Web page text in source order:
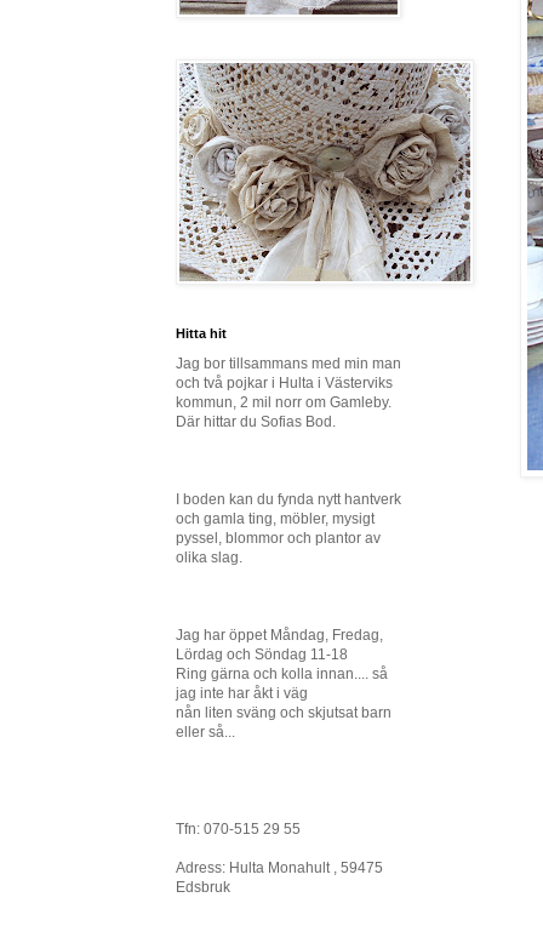
Hitta hit
Jag bor tillsammans med min man
och två pojkar i Hulta i Västerviks
kommun, 2 mil norr om Gamleby.
Där hittar du Sofias Bod.
I boden kan du fynda nytt hantverk
och gamla ting, möbler, mysigt
pyssel, blommor och plantor av
olika slag.
Jag har öppet Måndag, Fredag,
Lördag och Söndag 11-18
Ring gärna och kolla innan.... så
jag inte har åkt i väg
nån liten sväng och skjutsat barn
eller så...
Tfn: 070-515 29 55
Adress: Hulta Monahult , 59475
Edsbruk